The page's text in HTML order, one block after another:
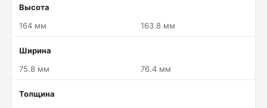
Высота
164 мм
163.8 мм
Ширина
75.8 мм
76.4 мм
Толщина